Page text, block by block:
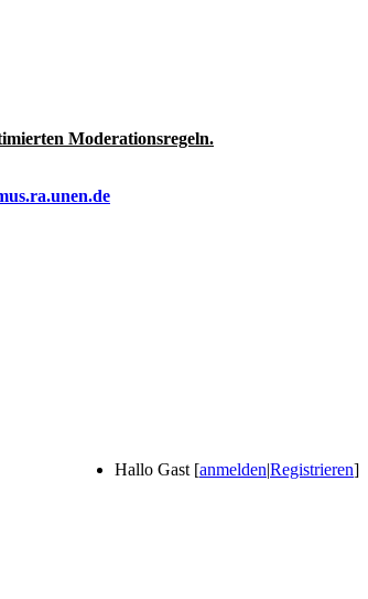
Moderationsregeln.
Hallo Gast [anmelden|Registrieren]